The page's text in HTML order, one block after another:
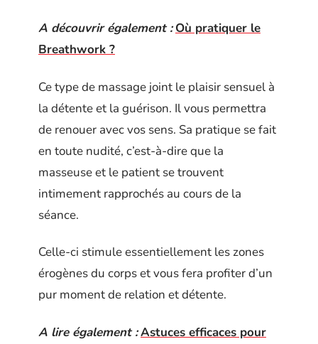
A découvrir également : Où pratiquer le
Breathwork ?
Ce type de massage joint le plaisir sensuel à
la détente et la guérison. Il vous permettra
de renouer avec vos sens. Sa pratique se fait
en toute nudité, c’est-à-dire que la
masseuse et le patient se trouvent
intimement rapprochés au cours de la
séance.
Celle-ci stimule essentiellement les zones
érogènes du corps et vous fera profiter d’un
pur moment de relation et détente.
A lire également :Astuces efficaces pour